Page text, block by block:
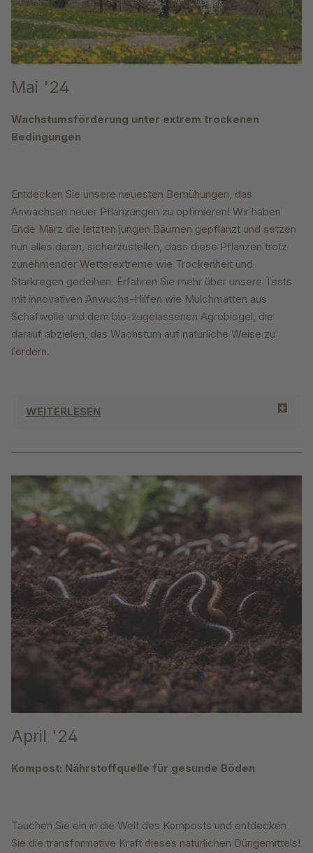
Mai '24
Wachstumsförderung unter extrem trockenen
Bedingungen
Entdecken Sie unsere neuesten Bemühungen, das
Anwachsen neuer Pflanzungen zu optimieren! Wir haben
Ende März die letzten jungen Bäumen gepflanzt und setzen
nun alles daran, sicherzustellen, dass diese Pflanzen trotz
zunehmender Wetterextreme wie Trockenheit und
Starkregen gedeihen. Erfahren Sie mehr über unsere Tests
mit innovativen Anwuchs-Hilfen wie Mulchmatten aus
Schafwolle und dem bio-zugelassenen Agrobiogel, die
darauf abzielen, das Wachstum auf natürliche Weise zu
fördern.
WEITERLESEN
April '24
Kompost: Nährstoffquelle für gesunde Böden
Tauchen Sie ein in die Welt des Komposts und entdecken
Sie die transformative Kraft dieses natürlichen Düngemittels!